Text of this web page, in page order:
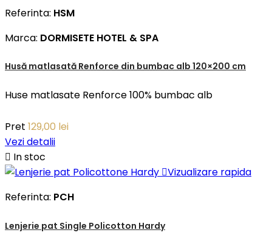
Referinta: HSM
Marca: DORMISETE HOTEL & SPA
Husă matlasată Renforce din bumbac alb 120×200 cm
Huse matlasate Renforce 100% bumbac alb
Pret 129,00 lei
Vezi detalii
 In stoc
Vizualizare rapida
Referinta: PCH
Lenjerie pat Single Policotton Hardy